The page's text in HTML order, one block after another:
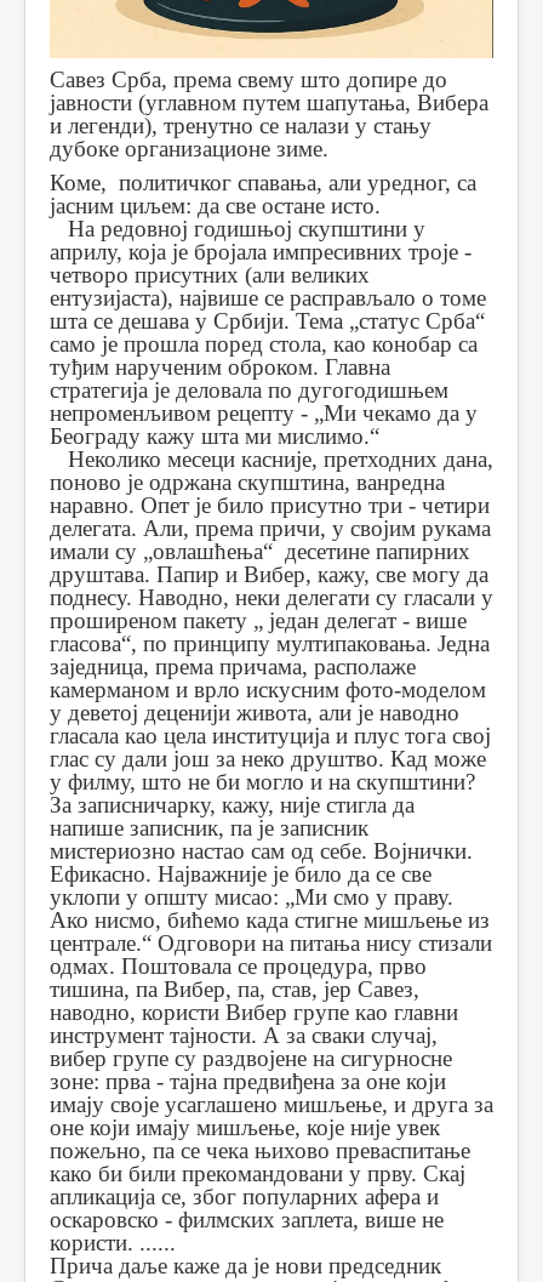
Савез Срба, према свему што допире до
јавности (углавном путем шапутања, Вибера
и легенди), тренутно се налази у стању
дубоке организационе зиме.
Коме, политичког спавања, али уредног, са
јасним циљем: да све остане исто.
На редовној годишњој скупштини у
априлу, која је бројала импресивних троје -
четворо присутних (али великих
ентузијаста), највише се расправљало о томе
шта се дешава у Србији. Тема „статус Срба“
само је прошла поред стола, као конобар са
туђим нарученим оброком. Главна
стратегија је деловала по дугогодишњем
непроменљивом рецепту - „Ми чекамо да у
Београду кажу шта ми мислимо.“
Неколико месеци касније, претходних дана,
поново је одржана скупштина, ванредна
наравно. Опет је било присутно три - четири
делегата. Али, према причи, у својим рукама
имали су „овлашћења“ десетине папирних
друштава. Папир и Вибер, кажу, све могу да
поднесу. Наводно, неки делегати су гласали у
проширеном пакету „ један делегат - више
гласова“, по принципу мултипаковања. Једна
заједница, према причама, располажe
камерманом и врло искусним фото-моделом
у деветој деценији живота, али је наводно
гласала као цела институција и плус тога свој
глас су дали још за неко друштво. Кад може
у филму, што не би могло и на скупштини?
За записничарку, кажу, није стигла да
напише записник, па је записник
мистериозно настао сам од себе. Војнички.
Ефикасно. Најважније је било да се све
уклопи у општу мисао: „Ми смо у праву.
Ако нисмо, бићемо када стигне мишљење из
централе.“ Одговори на питања нису стизали
одмах. Поштовала се процедура, прво
тишина, па Вибер, па, став, јер Савез,
наводно, користи Вибер групе као главни
инструмент тајности. А за сваки случај,
вибер групе су раздвојене на сигурносне
зоне: прва - тајна предвиђена за оне који
имају своје усаглашено мишљење, и друга за
оне који имају мишљење, које није увек
пожељно, па се чека њихово преваспитање
како би били прекомандовани у прву. Скај
апликација се, због популарних афера и
оскаровско - филмских заплета, више не
користи. ......
Прича даље каже да је нови председник